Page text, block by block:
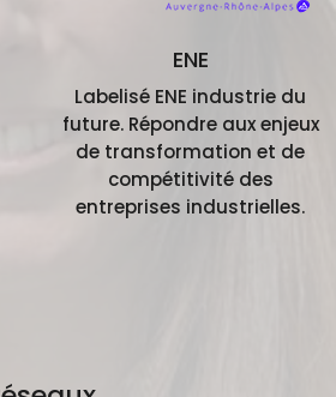
ENE
Labelisé ENE industrie du
future. Répondre aux enjeux
de transformation et de
compétitivité des
entreprises industrielles.